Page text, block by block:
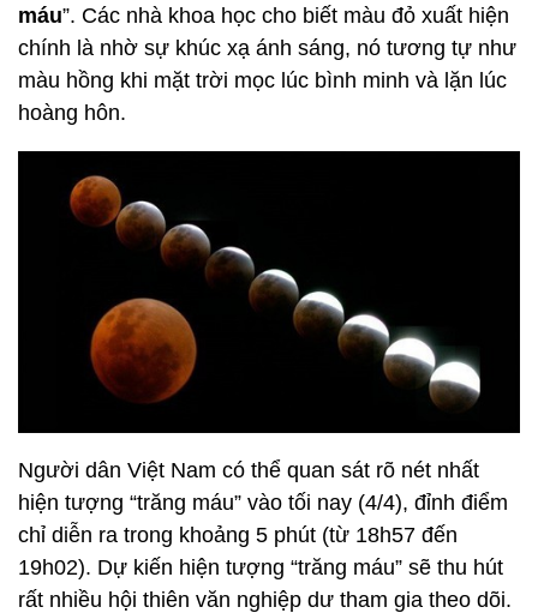
máu”. Các nhà khoa học cho biết màu đỏ xuất hiện
chính là nhờ sự khúc xạ ánh sáng, nó tương tự như
màu hồng khi mặt trời mọc lúc bình minh và lặn lúc
hoàng hôn.
Người dân Việt Nam có thể quan sát rõ nét nhất
hiện tượng “trăng máu” vào tối nay (4/4), đỉnh điểm
chỉ diễn ra trong khoảng 5 phút (từ 18h57 đến
19h02). Dự kiến hiện tượng “trăng máu” sẽ thu hút
rất nhiều hội thiên văn nghiệp dư tham gia theo dõi.